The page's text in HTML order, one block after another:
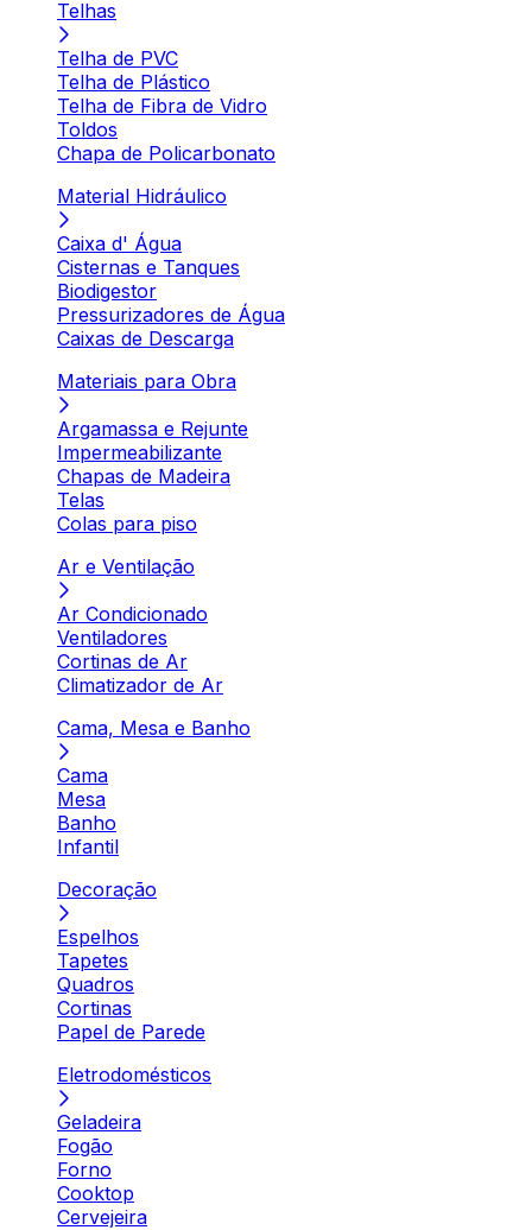
Telhas
Telha de PVC
Telha de Plástico
Telha de Fibra de Vidro
Toldos
Chapa de Policarbonato
Material Hidráulico
Caixa d' Água
Cisternas e Tanques
Biodigestor
Pressurizadores de Água
Caixas de Descarga
Materiais para Obra
Argamassa e Rejunte
Impermeabilizante
Chapas de Madeira
Telas
Colas para piso
Ar e Ventilação
Ar Condicionado
Ventiladores
Cortinas de Ar
Climatizador de Ar
Cama, Mesa e Banho
Cama
Mesa
Banho
Infantil
Decoração
Espelhos
Tapetes
Quadros
Cortinas
Papel de Parede
Eletrodomésticos
Geladeira
Fogão
Forno
Cooktop
Cervejeira